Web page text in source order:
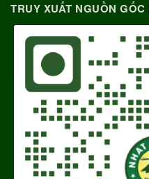
TRUY XUẤT NGUỒN